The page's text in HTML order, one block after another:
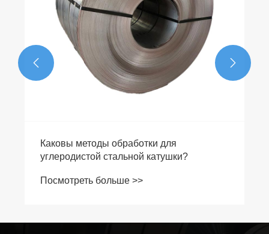
Каковы методы обработки для
углеродистой стальной катушки?
Посмотреть больше >>
 